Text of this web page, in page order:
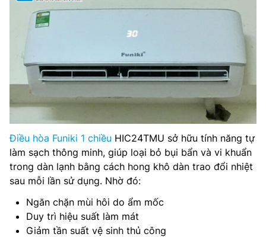
Điều hòa Funiki 1 chiều HIC24TMU sở hữu tính năng tự
làm sạch thông minh, giúp loại bỏ bụi bẩn và vi khuẩn
trong dàn lạnh bằng cách hong khô dàn trao đổi nhiệt
sau mỗi lần sử dụng. Nhờ đó:
Ngăn chặn mùi hôi do ẩm mốc
Duy trì hiệu suất làm mát
Giảm tần suất vệ sinh thủ công